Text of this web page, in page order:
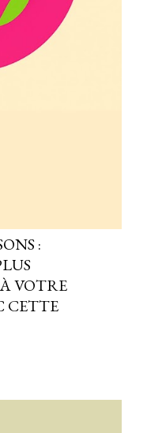
:
VOTRE
CETTE